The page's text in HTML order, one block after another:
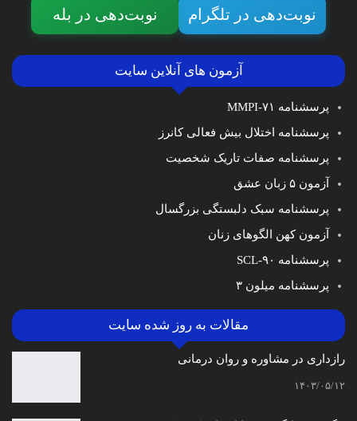
نوبت‌دهی در تلگرام نوبت‌دهی در بله
آزمون های آنلاین سایت
پرسشنامه MMPI-۷۱
پرسشنامه اختلال بیش فعالی کانرز
پرسشنامه صفات تاریک شخصیت
آزمون ۵ زبان عشق
پرسشنامه سبک دلبستگی بزرگسال
آزمون کهن الگوهای زنان
پرسشنامه SCL-۹۰
پرسشنامه میلون ۳
مقالات به روز شده سایت
رازداری در مشاوره و روان درمانی
۱۴۰۳/۰۵/۱۲